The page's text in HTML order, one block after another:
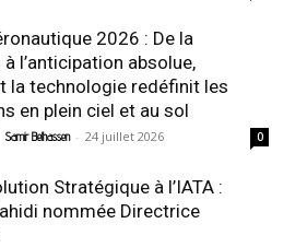
2026 : De la
l’anticipation absolue,
la technologie redéfinit les
en plein ciel et au sol
Samir Belhassen - 24 juillet 2026 0
Stratégique à l’IATA :
nommée Directrice